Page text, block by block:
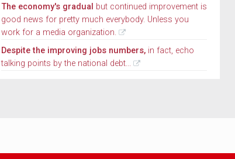
The economy's gradual but continued improvement is
good news for pretty much everybody. Unless you
work for a media organization.
Despite the improving jobs numbers,in fact, echo
talking points by the national debt...